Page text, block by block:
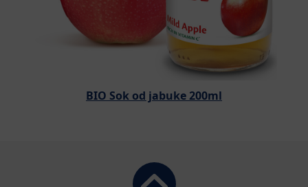
BIO Sok od jabuke 200ml